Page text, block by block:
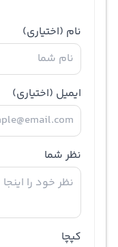
نام (اختیاری)
ایمیل (اختیاری)
نظر شما
کپچا